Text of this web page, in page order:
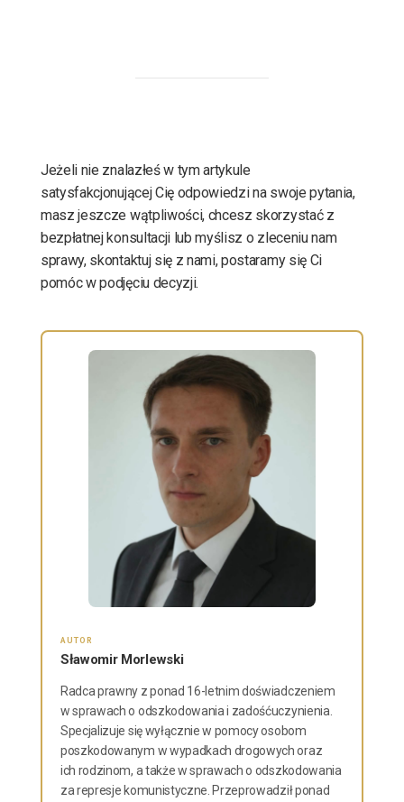
Jeżeli nie znalazłeś w tym artykule
satysfakcjonującej Cię odpowiedzi na swoje pytania,
masz jeszcze wątpliwości, chcesz skorzystać z
bezpłatnej konsultacji lub myślisz o zleceniu nam
sprawy, skontaktuj się z nami, postaramy się Ci
pomóc w podjęciu decyzji.
AUTOR
Sławomir Morlewski
Radca prawny z ponad 16-letnim doświadczeniem
w sprawach o odszkodowania i zadośćuczynienia.
Specjalizuje się wyłącznie w pomocy osobom
poszkodowanym w wypadkach drogowych oraz
ich rodzinom, a także w sprawach o odszkodowania
za represje komunistyczne. Przeprowadził ponad